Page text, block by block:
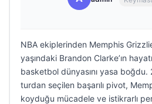
NBA ekiplerinden Memphis
yaşındaki Brandon Clarke’ın
basketbol dünyasını yasa boğdu.
turdan seçilen başarılı pivot,
koyduğu mücadele ve istikrarlı